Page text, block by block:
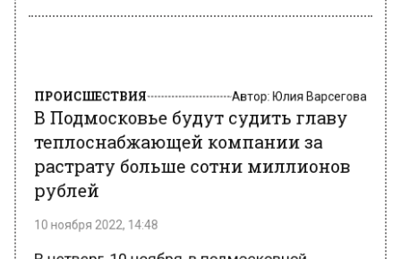
В Подмосковье будут судить главу
теплоснабжающей компании за
растрату больше сотни миллионов
рублей